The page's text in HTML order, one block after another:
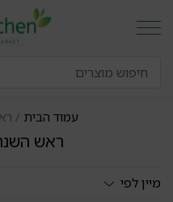
עמוד הבית /
ראש
מיין לפי